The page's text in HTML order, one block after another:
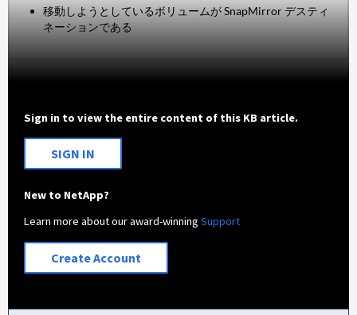
移動しようとしているボリュームが SnapMirror デスティ
ネーションである
Sign in to view the entire content of this KB article.
SIGN IN
New to NetApp?
Learn more about our award-winningSupport
Create Account